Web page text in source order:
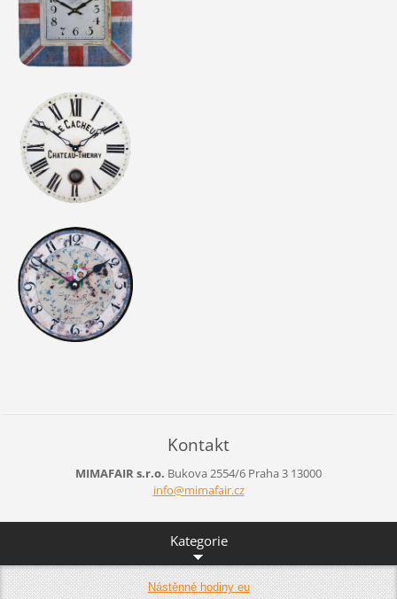
Kontakt
MIMAFAIR s.r.o. Bukova 2554/6 Praha 3 13000
info@mimafair.cz
Kategorie
Nástěnné hodiny eu